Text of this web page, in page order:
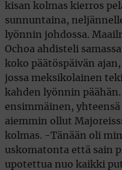
kisan kolmas kierros
sunnuntaina,
lyönnin johdossa.
Ochoa ahdisteli
koko päätöspäivän
jossa meksikolainen
kahden lyönnin
ensimmäinen,
aiemmin ollut
kolmas. -Tänään oli
uskomatonta että sain
upotettua nuo kaikki